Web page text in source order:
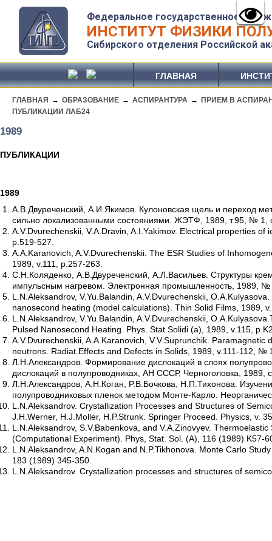
Федеральное государственное
ИНСТИТУТ ФИЗИКИ
Сибирского отделения Российской
ГЛАВНАЯ
ГЛАВНАЯ → ОБРАЗОВАНИЕ → АСПИРАНТУРА →
ПРИЕМ В
ПУБЛИКАЦИИ ЛАБ24
1989
ПУБЛИКАЦИИ
1989
А.В.Двуреченский, А.И.Якимов. Кулоновская щель и переход
сильно локализованными состояниями. ЖЭТФ, 1989, т.95, № 1,
A.V.Dvurechenskii, V.A.Dravin, A.I.Yakimov. Electrical properties
p.519-527.
A.A.Karanovich, A.V.Dvurechenskii. The ESR Studies of
1989, v.111, p.257-263.
С.Н.Коляденко, А.В.Двуреченский, А.Л.Васильев. Структуры
импульсным нагревом. Электронная промышленность, 1989, №
L.N.Aleksandrov, V.Yu.Balandin, A.V.Dvurechenskii,
nanosecond heating (model calculations). Thin Solid Films, 1989,
L.N.Aleksandrov, V.Yu.Balandin, A.V.Dvurechenskii,
Pulsed Nanosecond Heating. Phys. Stat.Solidi (a), 1989, v.115,
A.V.Dvurechenskii, A.A.Karanovich, V.V.Suprunchik.
neutrons. Radiat.Effects and Defects in Solids, 1989, v.111-112, №
Л.Н.Александров. Формирование дислокаций в слоях
дислокаций в полупроводниках, АН СССР, Черноголовка, 1989,
Л.Н.Александров, А.Н.Коган, P.В.Бочкова, Н.П.Тихонова.
полупроводниковых пленок методом Монте-Карло.
L.N.Aleksandrov. Crystallization Processes and Structures of
J.H.Werner, H.J.Moller, H.P.Strunk. Springer Proceed. Physics, v.
L.N.Aleksandrov, S.V.Babenkova, and V.A.Zinovyev.
(Computational Experiment). Phys, Stat. Sol. (A), 116 (1989) K57-
L.N.Aleksandrov, A.N.Kogan and N.P.Tikhonova. Monte Carlo
183 (1989) 345-350.
L.N.Aleksandrov. Crystallization processes and structures of